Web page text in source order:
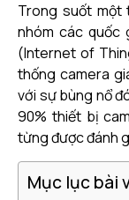
Trong suốt một
nhóm các
(Internet of
thống camera
với sự bùng nổ
90% thiết bị
từng được đánh
Mục lục bài